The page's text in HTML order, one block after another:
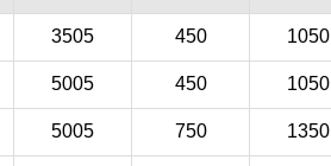
3505 450 1050
5005 450 1050
5005 750 1350